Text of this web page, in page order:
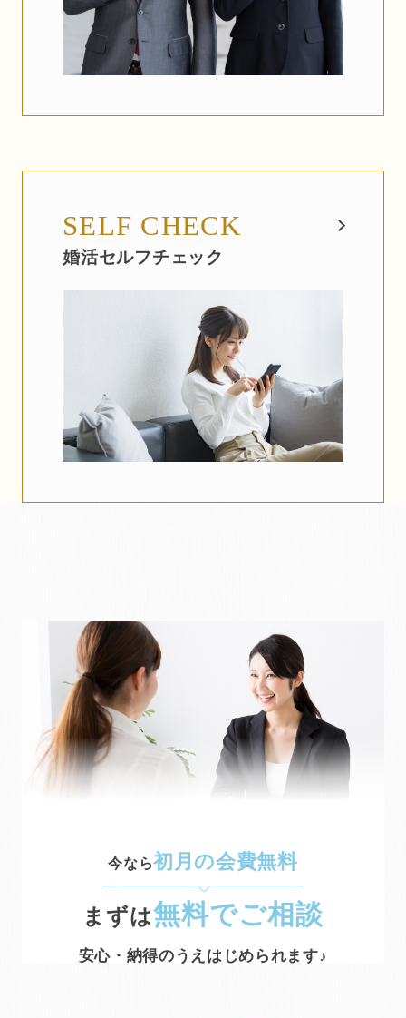
SELF CHECK
婚活セルフチェック
今なら初月の会費無料
まずは無料でご相談
安心・納得のうえはじめられます♪